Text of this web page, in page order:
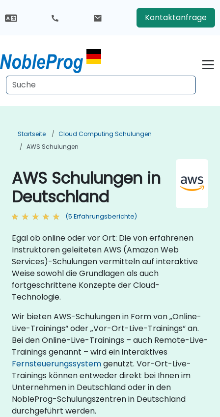
Kontaktanfrage
Startseite
Cloud Computing Schulungen
AWS Schulungen
AWS Schulungen in
Deutschland
(5 Erfahrungsberichte)
Egal ob online oder vor Ort: Die von erfahrenen
Instruktoren geleiteten AWS (Amazon Web
Services)-Schulungen vermitteln auf interaktive
Weise sowohl die Grundlagen als auch
fortgeschrittene Konzepte der Cloud-
Technologie.
Wir bieten AWS-Schulungen in Form von „Online-
Live-Trainings“ oder „Vor-Ort-Live-Trainings“ an.
Bei den Online-Live-Trainings – auch Remote-Live-
Trainings genannt – wird ein interaktives
Fernsteuerungssystemgenutzt. Vor-Ort-Live-
Trainings können entweder direkt bei Ihnen im
Unternehmen in Deutschland oder in den
NobleProg-Schulungszentren in Deutschland
durchgeführt werden.